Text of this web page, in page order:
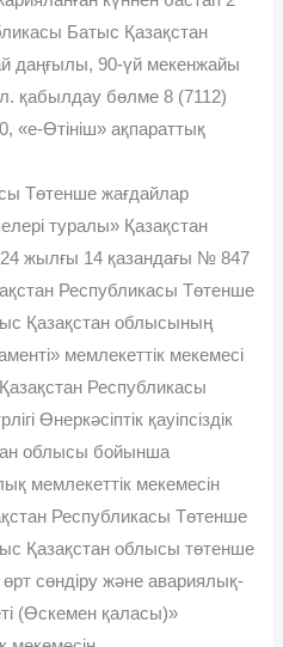
Батыс Қазақстан
даңғылы, 90-үй мекенжайы
қабылдау бөлме 8 (7112)
«е-Өтініш» ақпараттық
Төтенше жағдайлар
туралы» Қазақстан
жылғы 14 қазандағы № 847
Республикасы Төтенше
Қазақстан облысының
мемлекеттік мекемесі
Республикасы
Өнеркәсіптік қауіпсіздік
облысы бойынша
мемлекеттік мекемесін
Республикасы Төтенше
Қазақстан облысы төтенше
өрт сөндіру және авариялық-
(Өскемен қаласы)»